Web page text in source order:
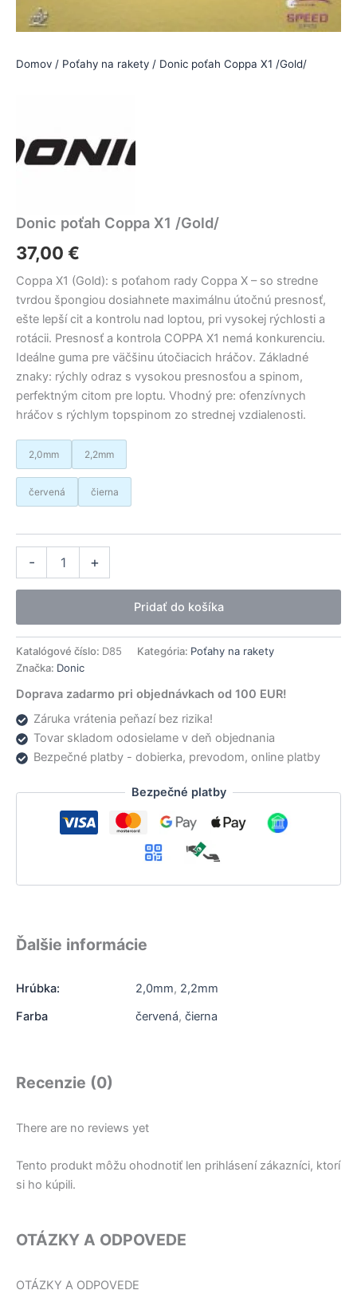
Domov / Poťahy na rakety / Donic poťah Coppa X1 /Gold/
Donic poťah Coppa X1 /Gold/
37,00 €
Coppa X1 (Gold): s poťahom rady Coppa X – so stredne
tvrdou špongiou dosiahnete maximálnu útočnú presnosť,
ešte lepší cit a kontrolu nad loptou, pri vysokej rýchlosti a
rotácii. Presnosť a kontrola COPPA X1 nemá konkurenciu.
Ideálne guma pre väčšinu útočiacich hráčov. Základné
znaky: rýchly odraz s vysokou presnosťou a spinom,
perfektným citom pre loptu. Vhodný pre: ofenzívnych
hráčov s rýchlym topspinom zo strednej vzdialenosti.
2,0mm 2,2mm
červená čierna
- +
Pridať do košíka
Katalógové číslo: D85 Kategória: Poťahy na rakety
Značka: Donic
Doprava zadarmo pri objednávkach od 100 EUR!
Záruka vrátenia peňazí bez rizika!
Tovar skladom odosielame v deň objednania
Bezpečné platby - dobierka, prevodom, online platby
Bezpečné platby
Ďalšie informácie
Hrúbka: 2,0mm, 2,2mm
Farba
červená, čierna
Recenzie (0)
There are no reviews yet
Tento produkt môžu ohodnotiť len prihlásení zákazníci, ktorí
si ho kúpili.
OTÁZKY A ODPOVEDE
OTÁZKY A ODPOVEDE